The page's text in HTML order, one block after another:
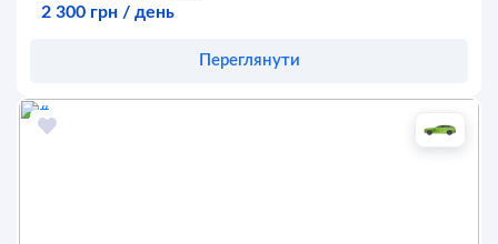
2 300 грн / день
Переглянути
Оставить заявку